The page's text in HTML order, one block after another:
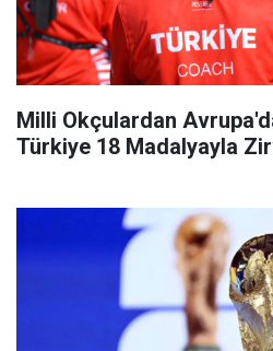
Milli Okçulardan
Türkiye 18 Madalyayla